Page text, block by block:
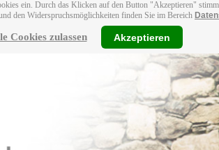
ein. Durch das Klicken auf den Button "Akzeptieren"
den Widerspruchsmöglichkeiten finden Sie im Bereich
Cookies zulassen Akzeptieren